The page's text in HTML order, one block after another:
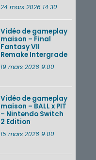
24 mars 2026 14:30
Vidéo de gameplay
maison – Final
Fantasy VII
Remake Intergrade
19 mars 2026 9:00
Vidéo de gameplay
maison – BALL x PIT
– Nintendo Switch
2 Edition
15 mars 2026 9:00